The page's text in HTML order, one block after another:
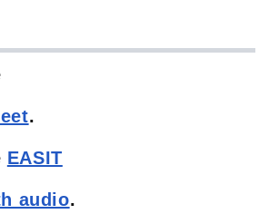
.
EASIT
audio.